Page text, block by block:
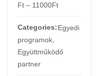
Ft – 11000Ft
Categories:Egyedi
programok
Együttműködő
partner